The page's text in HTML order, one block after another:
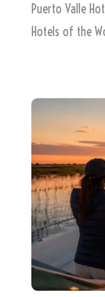
Puerto Valle
Hotels of the